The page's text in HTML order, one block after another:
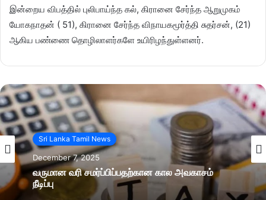
இன்றைய விபத்தில் புலிபாய்ந்த கல், கிரானை சேர்ந்த ஆறுமுகம்
யோகநாதன் ( 51), கிரானை சேர்ந்த விநாயகமூர்த்தி சுதர்சன், (21)
ஆகிய பண்ணை தொழிலாளர்களே உயிரிழந்துள்ளனர்.
Sri Lanka Tamil News
December 7, 2025
வருமான வரி சமர்ப்பிப்பதற்கான கால அவகாசம்
நீடிப்பு